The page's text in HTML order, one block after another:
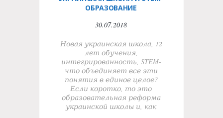
ОБРАЗОВАНИЕ
30.07.2018
Новая украинская школа, 12
лет обучения,
интегрированность, STEM-
что объединяет все эти
понятия в единое целое?
Если коротко, то это
образовательная реформа
украинской школы и, как